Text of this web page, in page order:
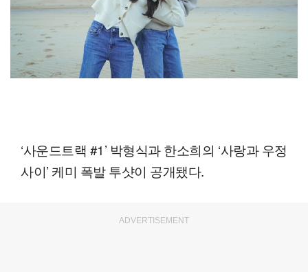
‘사운드트랙 #1’ 박형식과 한소희의 ‘사랑과 우정
사이’ 케미 폭발 투샷이 공개됐다.
ADVERTISEMENT